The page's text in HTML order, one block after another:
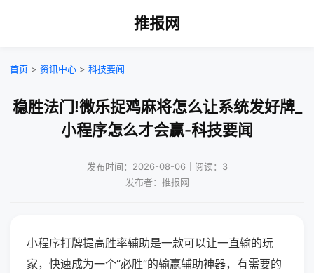
推报网
首页 > 资讯中心 > 科技要闻
稳胜法门!微乐捉鸡麻将怎么让系统发好牌_
小程序怎么才会赢-科技要闻
发布时间：2026-08-06｜阅读：3
发布者：推报网
小程序打牌提高胜率辅助是一款可以让一直输的玩
家，快速成为一个“必胜”的输赢辅助神器，有需要的